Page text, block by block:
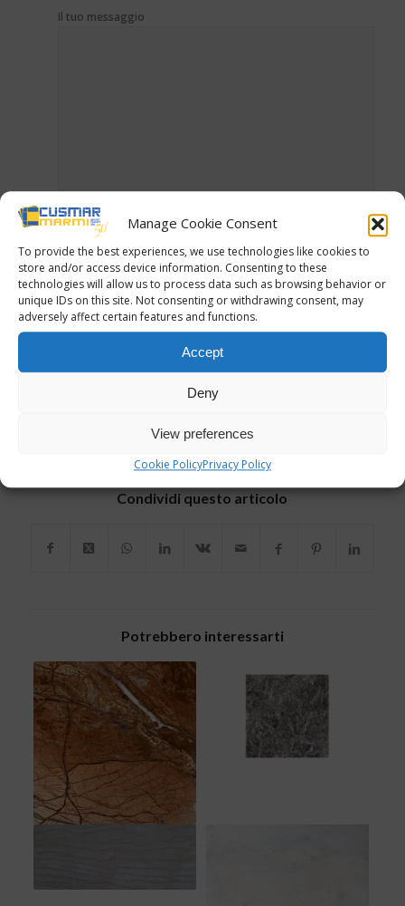
Manage Cookie Consent
To provide the best experiences, we use technologies like cookies to
store and/or access device information. Consenting to these
technologies will allow us to process data such as browsing behavior or
unique IDs on this site. Not consenting or withdrawing consent, may
adversely affect certain features and functions.
Accept
Deny
View preferences
Cookie PolicyPrivacy Policy
Il tuo messaggio
Acconsento al trattamento dei miei dati personali ai sensi
del regolamento (UE) n. 2016/679.*
(Privacy Policy)
Condividi questo articolo
Potrebbero interessarti